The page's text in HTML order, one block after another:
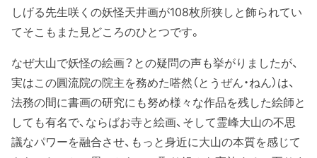
しげる先生咲くの妖怪天井画が108枚所狭しと飾られてい
てそこもまた見どころのひとつです。
なぜ大山で妖怪の絵画？との疑問の声も挙がりましたが、
実はこの圓流院の院主を務めた嗒然（とうぜん・ねん）は、
法務の間に書画の研究にも努め様々な作品を残した絵師と
しても有名で、ならばお寺と絵画、そして霊峰大山の不思
議なパワーを融合させ、もっと身近に大山の本質を感じて